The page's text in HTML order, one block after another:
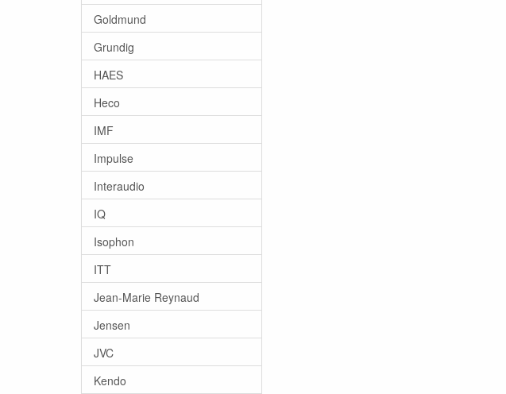
Goldmund
Grundig
HAES
Heco
IMF
Impulse
Interaudio
IQ
Isophon
ITT
Jean-Marie Reynaud
Jensen
JVC
Kendo